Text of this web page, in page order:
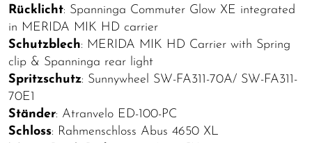
Rücklicht: Spanninga Commuter Glow XE integrated
in MERIDA MIK HD carrier
Schutzblech: MERIDA MIK HD Carrier with Spring
clip & Spanninga rear light
Spritzschutz: Sunnywheel SW-FA311-70A/ SW-FA311-
70E1
Ständer: Atranvelo ED-100-PC
Schloss: Rahmenschloss Abus 4650 XL